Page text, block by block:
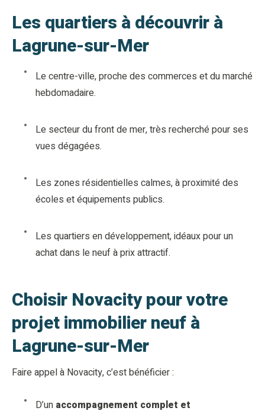
Les quartiers à découvrir à
Lagrune-sur-Mer
Le centre-ville, proche des commerces et du marché
hebdomadaire.
Le secteur du front de mer, très recherché pour ses
vues dégagées.
Les zones résidentielles calmes, à proximité des
écoles et équipements publics.
Les quartiers en développement, idéaux pour un
achat dans le neuf à prix attractif.
Choisir Novacity pour votre
projet immobilier neuf à
Lagrune-sur-Mer
Faire appel à Novacity, c’est bénéficier :
D’un accompagnement complet et